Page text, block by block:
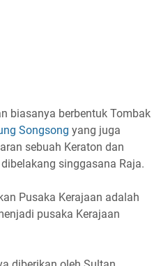
biasanya berbentuk Tombak
Songsong yang juga
sebuah Keraton dan
singgasana Raja.
Pusaka Kerajaan adalah
pusaka Kerajaan